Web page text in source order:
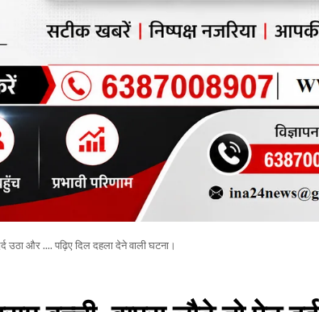
उठा और .... पढ़िए दिल दहला देने वाली घटना।